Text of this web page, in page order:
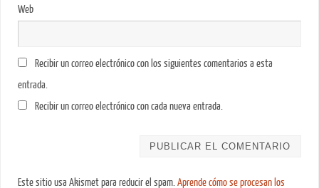
Web
Recibir un correo electrónico con los siguientes comentarios a esta
entrada.
Recibir un correo electrónico con cada nueva entrada.
Este sitio usa Akismet para reducir el spam.Aprende cómo se procesan los